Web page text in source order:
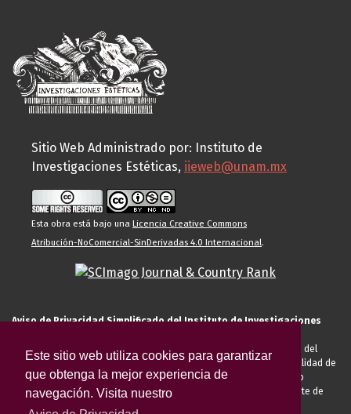
Este sitio web utiliza cookies para garantizar
que obtenga la mejor experiencia de
navegación. Visita nuestro
Sitio Web Administrado por: Instituto de
Investigaciones Estéticas, iieweb@unam.mx
Esta obra está bajo una Licencia Creative Commons
Atribución-NoComercial-SinDerivadas 4.0 Internacional.
Aviso de Privacidad Simplificado del Instituto de Investigaciones
El Instituto de Investigaciones Estéticas de la UNAM, es responsable del
tratamiento de sus datos personales para el registro de usted en calidad de
alumno, docente, personal de la entidad académica, conferencista o
invitado externo (nacional o extranjero), visitante, proveedor o cliente de